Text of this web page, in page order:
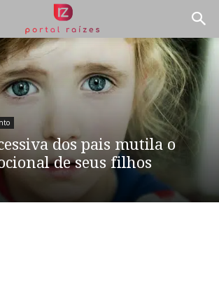
dos pais mutila o
de seus filhos